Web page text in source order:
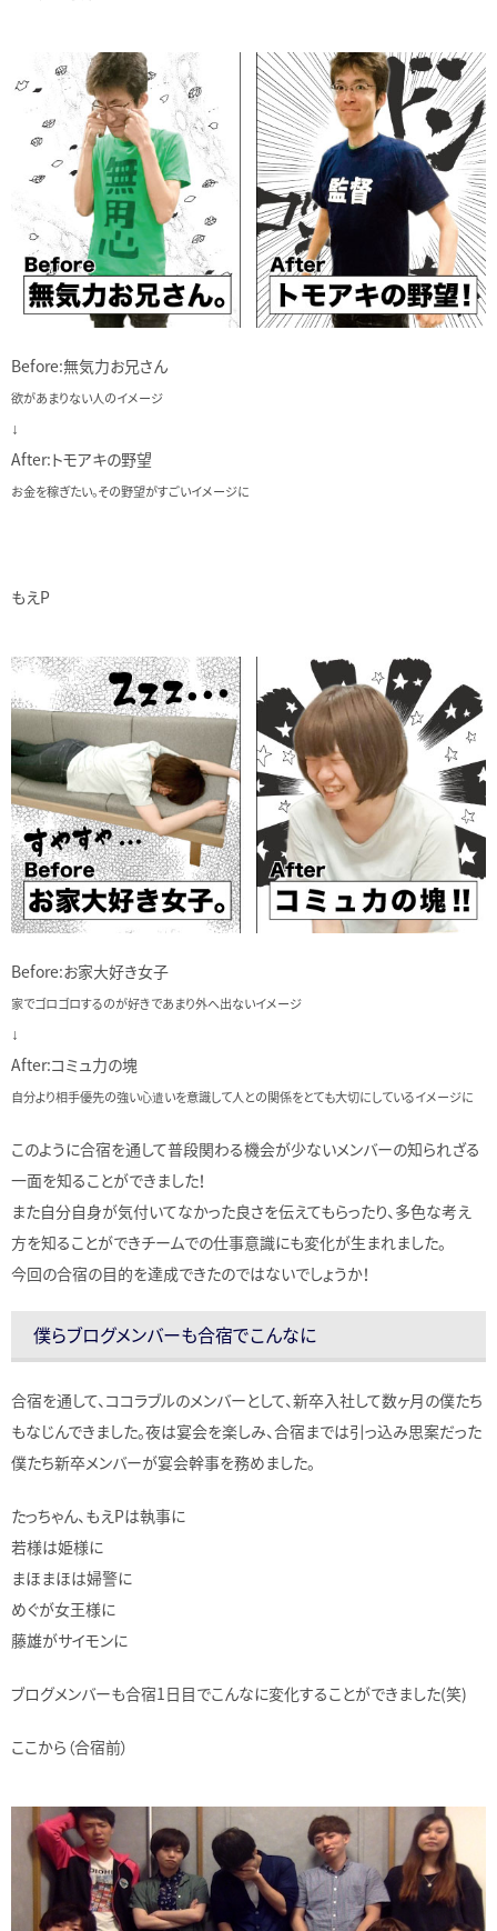
Before:無気力お兄さん
欲があまりない人のイメージ
↓
After:トモアキの野望
お金を稼ぎたい。その野望がすごいイメージに
もえP
Before:お家大好き女子
家でゴロゴロするのが好きであまり外へ出ないイメージ
↓
After:コミュ力の塊
自分より相手優先の強い心遣いを意識して人との関係をとても大切にしているイメージに
このように合宿を通して普段関わる機会が少ないメンバーの知られざる
一面を知ることができました！
また自分自身が気付いてなかった良さを伝えてもらったり、多色な考え
方を知ることができチームでの仕事意識にも変化が生まれました。
今回の合宿の目的を達成できたのではないでしょうか！
僕らブログメンバーも合宿でこんなに
合宿を通して、ココラブルのメンバーとして、新卒入社して数ヶ月の僕たち
もなじんできました。夜は宴会を楽しみ、合宿までは引っ込み思案だった
僕たち新卒メンバーが宴会幹事を務めました。
たっちゃん、もえPは執事に
若様は姫様に
まほまほは婦警に
めぐが女王様に
藤雄がサイモンに
ブログメンバーも合宿1日目でこんなに変化することができました(笑)
ここから（合宿前）